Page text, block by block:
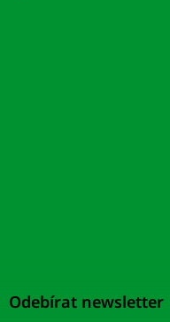
Odebírat newsletter